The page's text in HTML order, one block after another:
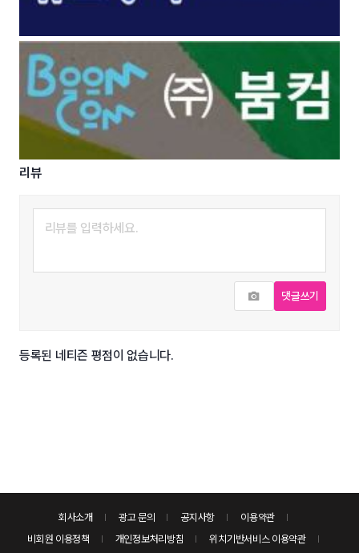
리뷰
사진추가
댓글쓰기
등록된 네티즌 평점이 없습니다.
회사소개 광고 문의 공지사항
이용약관
비회원 이용정책
개인정보처리방침
위치기반서비스 이용약관